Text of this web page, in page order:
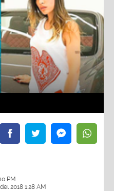
PM
2018 1:28 AM